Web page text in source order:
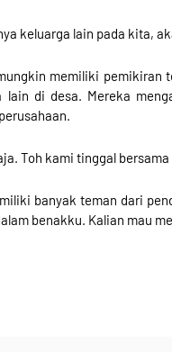
keluarga lain pada kita,
memiliki pemikiran
lain di desa. Mereka
Toh kami tinggal
banyak teman dari
benakku. Kalian mau